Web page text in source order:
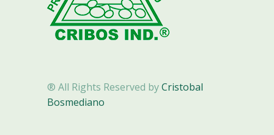
® All Rights Reserved byCristobal
Bosmediano